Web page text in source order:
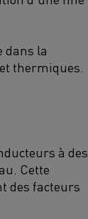
dans la
thermiques.
à des
Cette
des facteurs